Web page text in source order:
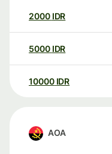
2000 IDR
5000 IDR
10000 IDR
AOA